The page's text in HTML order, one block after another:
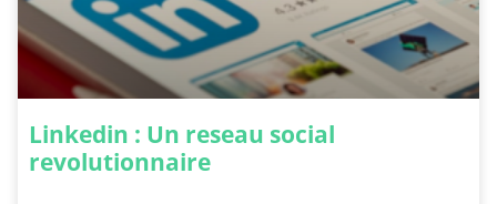
Linkedin : Un reseau social
revolutionnaire